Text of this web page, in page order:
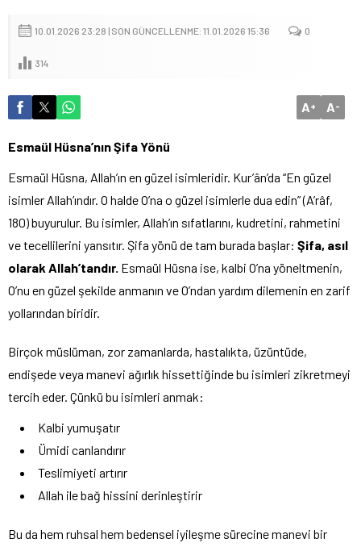
10.01.2026 23:28 | SON GÜNCELLENME: 11.01.2026 15:36 0
314
A+ A-
Esmaül Hüsna’nın Şifa Yönü
Esmaül Hüsna, Allah’ın en güzel isimleridir. Kur’ân’da “En güzel
isimler Allah’ındır. O halde O’na o güzel isimlerle dua edin” (A’râf,
180) buyurulur. Bu isimler, Allah’ın sıfatlarını, kudretini, rahmetini
ve tecellilerini yansıtır. Şifa yönü de tam burada başlar: Şifa, asıl
olarak Allah’tandır. Esmaül Hüsna ise, kalbi O’na yöneltmenin,
O’nu en güzel şekilde anmanın ve O’ndan yardım dilemenin en zarif
yollarından biridir.
Birçok müslüman, zor zamanlarda, hastalıkta, üzüntüde,
endişede veya manevi ağırlık hissettiğinde bu isimleri zikretmeyi
tercih eder. Çünkü bu isimleri anmak:
Kalbi yumuşatır
Ümidi canlandırır
Teslimiyeti artırır
Allah ile bağ hissini derinleştirir
Bu da hem ruhsal hem bedensel iyileşme sürecine manevi bir